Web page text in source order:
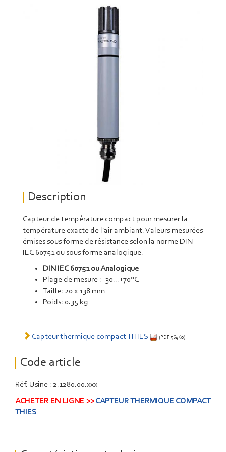
Description
Capteur de température compact pour mesurer la
température exacte de l'air ambiant. Valeurs mesurées
émises sous forme de résistance selon la norme DIN
IEC 60751 ou sous forme analogique.
DIN IEC 60751 ou Analogique
Plage de mesure : -30...+70°C
Taille: 20 x 138 mm
Poids: 0.35 kg
Capteur thermique compact THIES (PDF 564Ko)
Code article
Réf. Usine : 2.1280.00.xxx
ACHETER EN LIGNE >>CAPTEUR THERMIQUE COMPACT
THIES